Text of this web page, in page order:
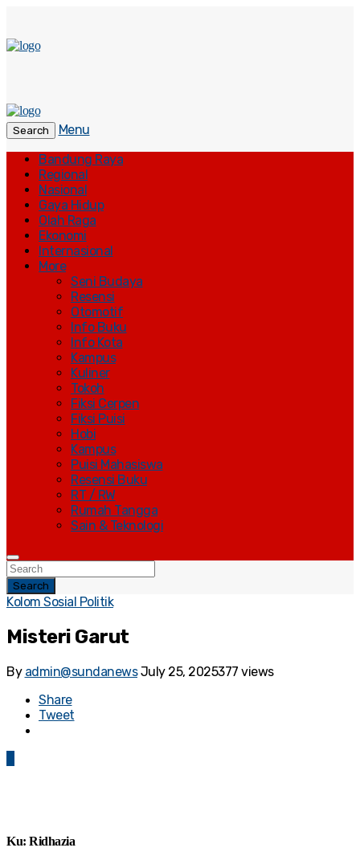
Search
Menu
Bandung Raya
Regional
Nasional
Gaya Hidup
Olah Raga
Ekonomi
Internasional
More
Seni Budaya
Resensi
Otomotif
Info Buku
Info Kota
Kampus
Kuliner
Tokoh
Fiksi Cerpen
Fiksi Puisi
Hobi
Kampus
Puisi Mahasiswa
Resensi Buku
RT / RW
Rumah Tangga
Sain & Teknologi
Search
Kolom Sosial Politik
Misteri Garut
By admin@sundanews July 25, 2025377 views
Share
Tweet
Ku: Ridhazia